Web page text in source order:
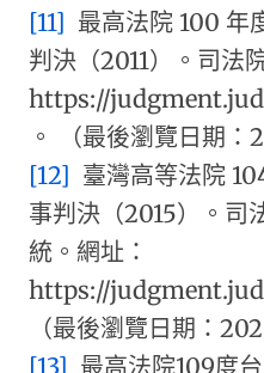
[11] 最高法院 100 年
判決（2011）。司法
https://
。 （最後瀏覽日期：
[12] 臺灣高等法院
事判決（2015）。司
統。網址：
https://
（最後瀏覽日期：
[13] 最高法院109度